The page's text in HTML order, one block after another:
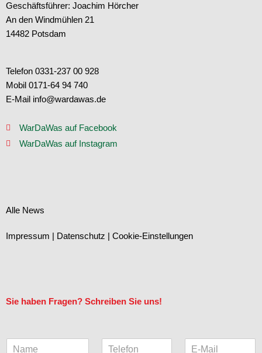
Geschäftsführer: Joachim Hörcher
An den Windmühlen 21
14482 Potsdam
Telefon 0331-237 00 928
Mobil 0171-64 94 740
E-Mail info@wardawas.de
WarDaWas auf Facebook
WarDaWas auf Instagram
Alle News
Impressum | Datenschutz | Cookie-Einstellungen
Sie haben Fragen? Schreiben Sie uns!